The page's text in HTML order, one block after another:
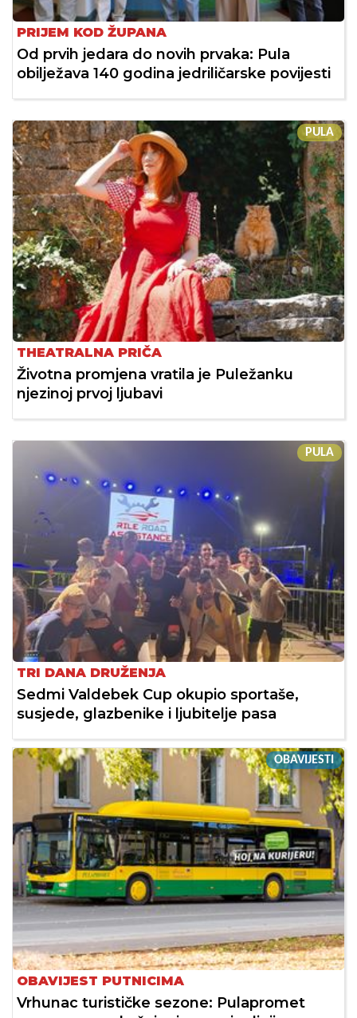
PRIJEM KOD ŽUPANA
Od prvih jedara do novih prvaka: Pula
obilježava 140 godina jedriličarske povijesti
PULA
THEATRALNA PRIČA
Životna promjena vratila je Puležanku
njezinoj prvoj ljubavi
PULA
TRI DANA DRUŽENJA
Sedmi Valdebek Cup okupio sportaše,
susjede, glazbenike i ljubitelje pasa
OBAVIJESTI
OBAVIJEST PUTNICIMA
Vrhunac turističke sezone: Pulapromet